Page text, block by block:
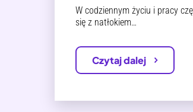
W codziennym życiu i pracy
się z natłokiem…
Czytaj dalej